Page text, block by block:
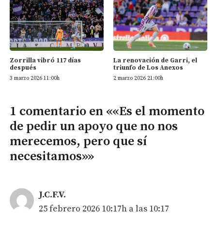
Zorrilla vibró 117 días
después
3 marzo 2026 11:00h
La renovación de Garri, el
triunfo de Los Anexos
2 marzo 2026 21:00h
1 comentario en ««Es el momento
de pedir un apoyo que no nos
merecemos, pero que sí
necesitamos»»
J.C.F.V.
25 febrero 2026 10:17h a las 10:17